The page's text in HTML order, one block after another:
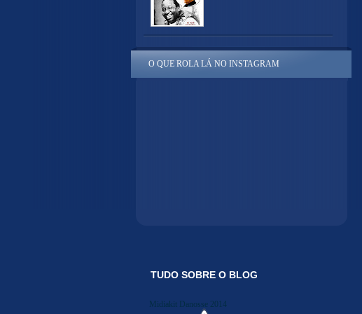
O QUE ROLA LÁ NO INSTAGRAM
TUDO SOBRE O BLOG
Midiakit Danosse 2014